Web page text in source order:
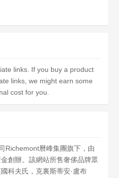
links. If you buy a product
links, we might earn some
cost for you.
Richemont曆峰集團旗下，由
創辦。該網站所售奢侈品牌眾
科夫氏，克裏斯蒂安·盧布